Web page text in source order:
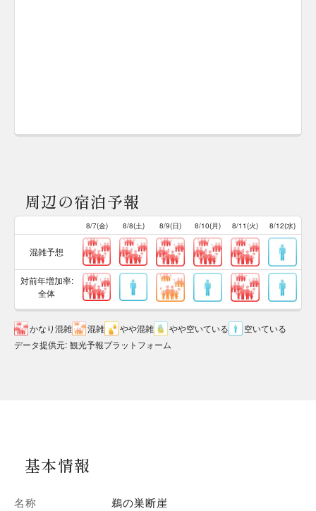
周辺の宿泊予報
8/7(金) 8/8(土) 8/9(日) 8/10(月) 8/11(火) 8/12(水)
混雑予想
対前年増加率:
全体
かなり混雑 混雑 やや混雑 やや空いている
空いている
データ提供元: 観光予報プラットフォーム
基本情報
名称 鵜の巣断崖